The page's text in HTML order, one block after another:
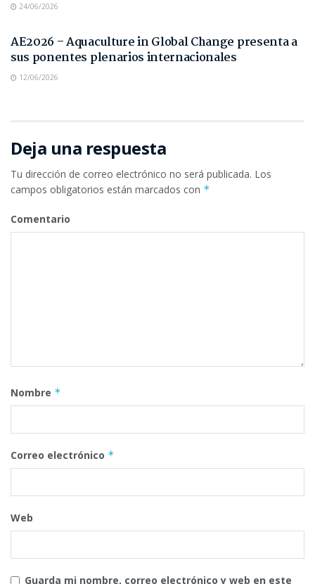
24/06/2026
AE2026 – Aquaculture in Global Change presenta a
sus ponentes plenarios internacionales
12/06/2026
Deja una respuesta
Tu dirección de correo electrónico no será publicada. Los
campos obligatorios están marcados con *
Comentario
Nombre *
Correo electrónico *
Web
Guarda mi nombre, correo electrónico y web en este